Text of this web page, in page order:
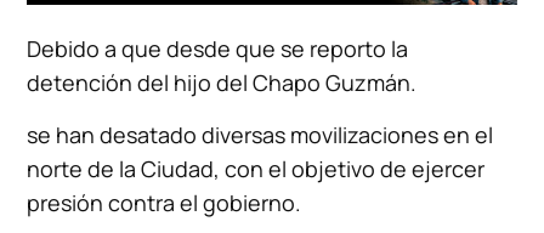
Debido a que desde que se reporto la
detención del hijo del Chapo Guzmán.
se han desatado diversas movilizaciones en el
norte de la Ciudad, con el objetivo de ejercer
presión contra el gobierno.